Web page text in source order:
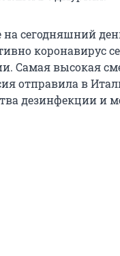
сегодняшний
коронавирус
Самая высокая
отправила в
дезинфекции и